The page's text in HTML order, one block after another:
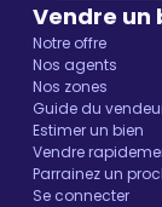
Vendre un
Notre offre
Nos agents
Nos zones
Guide du
Estimer un bien
Vendre
Parrainez un
Se connecter